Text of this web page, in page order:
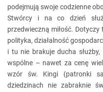
podejmują swoje codzienne
Stwórcy i na co dzień
przedwieczną miłość.
polityka, działalność
i tu nie brakuje ducha
wspólne – nawet za cenę
wzór św. Kingi (patronki
dziedzinach nie zabraknie